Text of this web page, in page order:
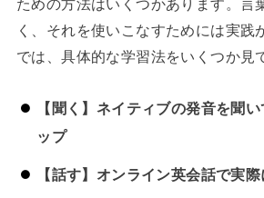
ための方法はいくつかあります。言
く、それを使いこなすためには実践
では、具体的な学習法をいくつか見
【聞く】ネイティブの発音を聞
ップ
【話す】オンライン英会話で実